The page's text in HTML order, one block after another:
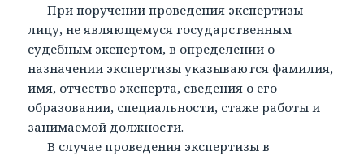
При поручении проведения экспертизы
лицу, не являющемуся государственным
судебным экспертом, в определении о
назначении экспертизы указываются фамилия,
имя, отчество эксперта, сведения о его
образовании, специальности, стаже работы и
занимаемой должности.
В случае проведения экспертизы в